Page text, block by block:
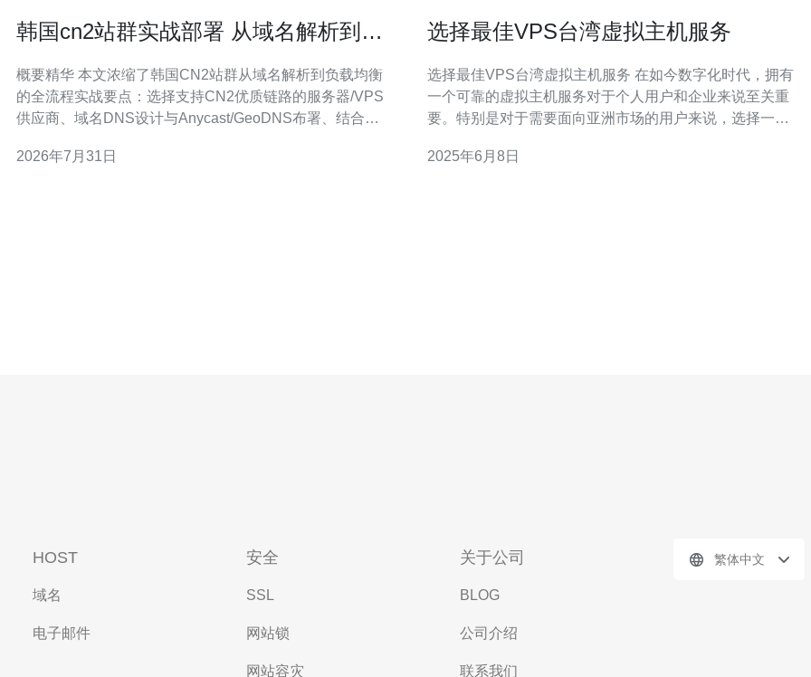
韩国cn2站群实战部署 从域名解析到负
概要精华 本文浓缩了韩国CN2站群从域名解析到负载均衡
的全流程实战要点：选择支持CN2优质链路的服务器/VPS
供应商、域名DNS设计与Anycast/GeoDNS布署、结合
高可用与负载均衡，并通过流量清洗与上游防护实现
2026年7月31日
选择最佳VPS台湾虚拟主机服务
选择最佳VPS台湾虚拟主机服务 在如今数字化时代，拥有
一个可靠的虚拟主机服务对于个人用户和企业来说至关重
要。特别是对于需要面向亚洲市场的用户来说，选择一家
本文将探讨如何选择最佳VPS台湾虚拟主机服务。 首先，
2025年6月8日
HOST
域名
电子邮件
安全
SSL
网站锁
网站容灾
关于公司
BLOG
公司介绍
联系我们
繁体中文